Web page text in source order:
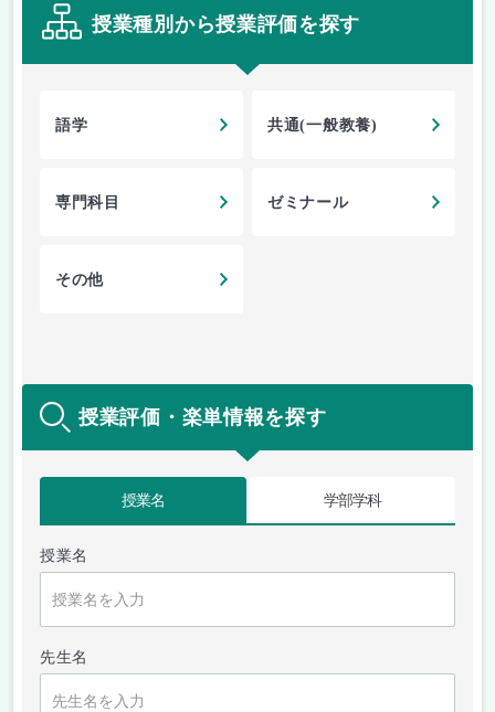
授業種別から授業評価を探す
語学 共通(一般教養)
専門科目 ゼミナール
その他
授業評価・楽単情報を探す
授業名 学部学科
授業名
先生名